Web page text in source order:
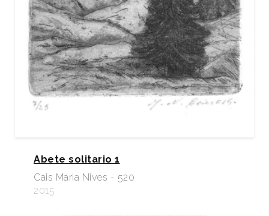
Abete solitario 1
Cais Maria Nives - 520
2015